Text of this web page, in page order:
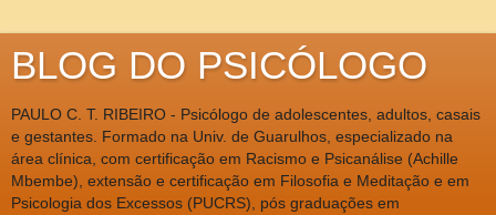
BLOG DO PSICÓLOGO
PAULO C. T. RIBEIRO - Psicólogo de adolescentes, adultos, casais
e gestantes. Formado na Univ. de Guarulhos, especializado na
área clínica, com certificação em Racismo e Psicanálise (Achille
Mbembe), extensão e certificação em Filosofia e Meditação e em
Psicologia dos Excessos (PUCRS), pós graduações em